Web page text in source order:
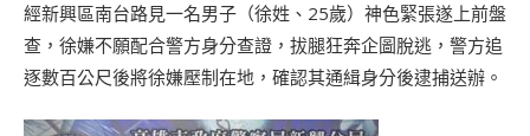
經新興區南台路見一名男子（徐姓、25歲）神色緊張遂上前盤
查，徐嫌不願配合警方身分查證，拔腿狂奔企圖脫逃，警方追
逐數百公尺後將徐嫌壓制在地，確認其通緝身分後逮捕送辦。